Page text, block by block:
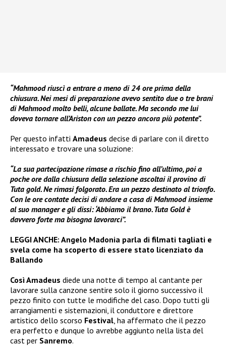
“Mahmood riuscì a entrare a meno di 24 ore prima della
chiusura. Nei mesi di preparazione avevo sentito due o tre brani
di Mahmood molto belli, alcune ballate. Ma secondo me lui
doveva tornare all’Ariston con un pezzo ancora più potente”.
Per questo infatti Amadeus decise di parlare con il diretto
interessato e trovare una soluzione:
“La sua partecipazione rimase a rischio fino all’ultimo, poi a
poche ore dalla chiusura della selezione ascoltai il provino di
Tuta gold. Ne rimasi folgorato. Era un pezzo destinato al trionfo.
Con le ore contate decisi di andare a casa di Mahmood insieme
al suo manager e gli dissi: ‘Abbiamo il brano. Tuta Gold è
davvero forte ma bisogna lavorarci”.
LEGGI ANCHE: Angelo Madonia parla di filmati tagliati e
svela come ha scoperto di essere stato licenziato da
Ballando
Così Amadeus diede una notte di tempo al cantante per
lavorare sulla canzone sentire solo il giorno successivo il
pezzo finito con tutte le modifiche del caso. Dopo tutti gli
arrangiamenti e sistemazioni, il conduttore e direttore
artistico dello scorso Festival , ha affermato che il pezzo
era perfetto e dunque lo avrebbe aggiunto nella lista del
cast per Sanremo.